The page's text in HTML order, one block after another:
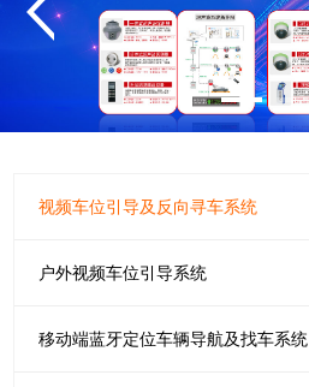
关于我们
联系我们
视频车位引导及反向寻车系统
户外视频车位引导系统
移动端蓝牙定位车辆导航及找车系统